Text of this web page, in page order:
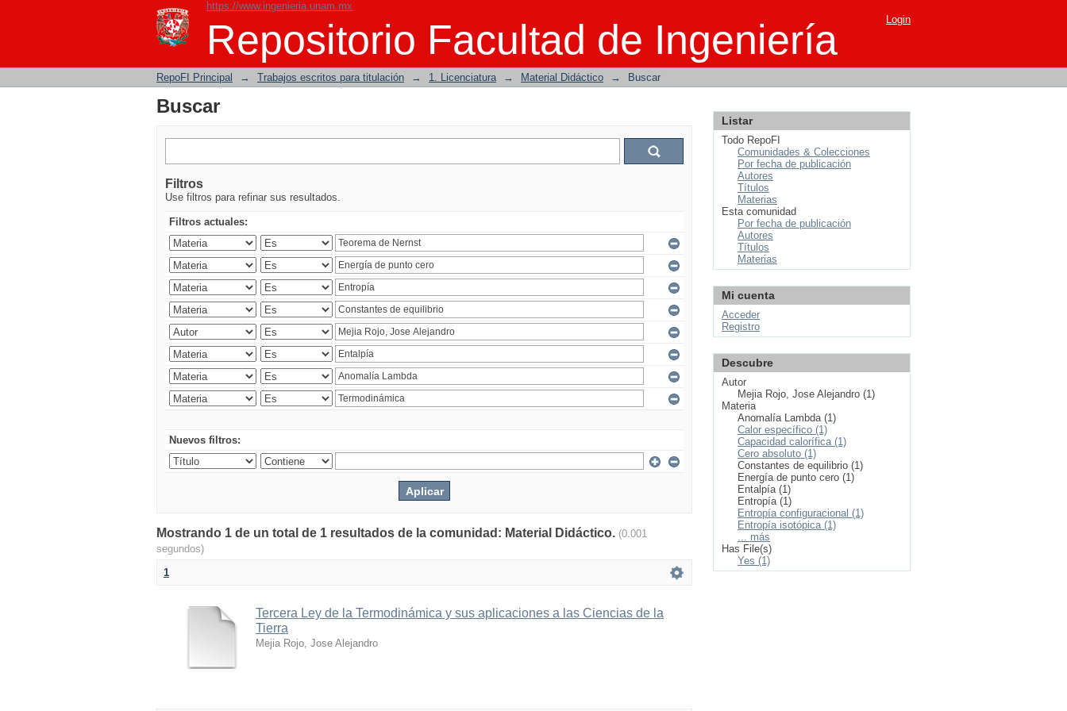
https://www.ingenieria.unam.mx
Repositorio Facultad de Ingeniería
Buscar Login
RepoFI Principal → Trabajos escritos para titulación → 1. Licenciatura → Material Didáctico → Buscar
Buscar
Filtros
Use filtros para refinar sus resultados.
Filtros actuales:
Nuevos filtros:
Mostrando 1 de un total de 1 resultados de la comunidad: Material Didáctico. (0.001
segundos)
1
Tercera Ley de la Termodinámica y sus aplicaciones a las Ciencias de la
Tierra
Mejia Rojo, Jose Alejandro
Listar
Todo RepoFI
Comunidades & Colecciones
Por fecha de publicación
Autores
Títulos
Materias
Esta comunidad
Por fecha de publicación
Autores
Títulos
Materias
Mi cuenta
Acceder
Registro
Descubre
Autor
Mejia Rojo, Jose Alejandro (1)
Materia
Anomalía Lambda (1)
Calor específico (1)
Capacidad calorífica (1)
Cero absoluto (1)
Constantes de equilibrio (1)
Energía de punto cero (1)
Entalpía (1)
Entropía (1)
Entropía configuracional (1)
Entropía isotópica (1)
... más
Has File(s)
Yes (1)